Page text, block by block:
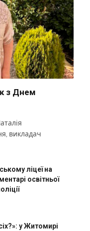
з Днем
викладач
ліцеї на
освітньої
у Житомирі